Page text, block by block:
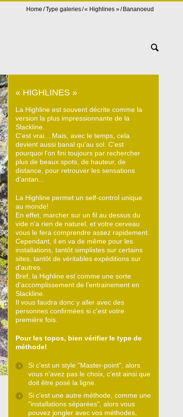
Home Type galeries « Highlines » Bananoeud
« HIGHLINES »
La Highline est souvent décrite comme la
version la plus impressionnante de la
Slackline.
C'est vrai... Mais, avec le temps, cela
devient aussi banal qu'au sol. C'est
pourquoi l'on fini toujours par rechercher
plus de beaux spots, de hauteur, de
distance, pour retrouver les sensations
d’antan...
La Highline permet un self-control unique
au monde!
En effet, marcher sur un fil au dessus du
vide n'a rien de naturel, et votre cerveau
vous le fera comprendre assez rapidement.
Cependant, il en va de même pour les
installations, tantôt simplistes sur certains
sites, tantôt de véritables expéditions sur
d'autres.
Bref, la Highline est comme une sorte
d'accomplissement de l’entrainement en
Slackline.
Il vous faudra donc y aller avec des
personnes confirmées si c'est votre
première fois.
Pour les topos, bien vérifier le type de
méthode!
Si c'est un style "Master-point", alors
vous n'avez pas le choix, c'est ainsi que
doit être posé la ligne.
Si c'est une autre méthode, comme une
"installations séparées", alors vous
pouvez jongler avec vos méthodes,